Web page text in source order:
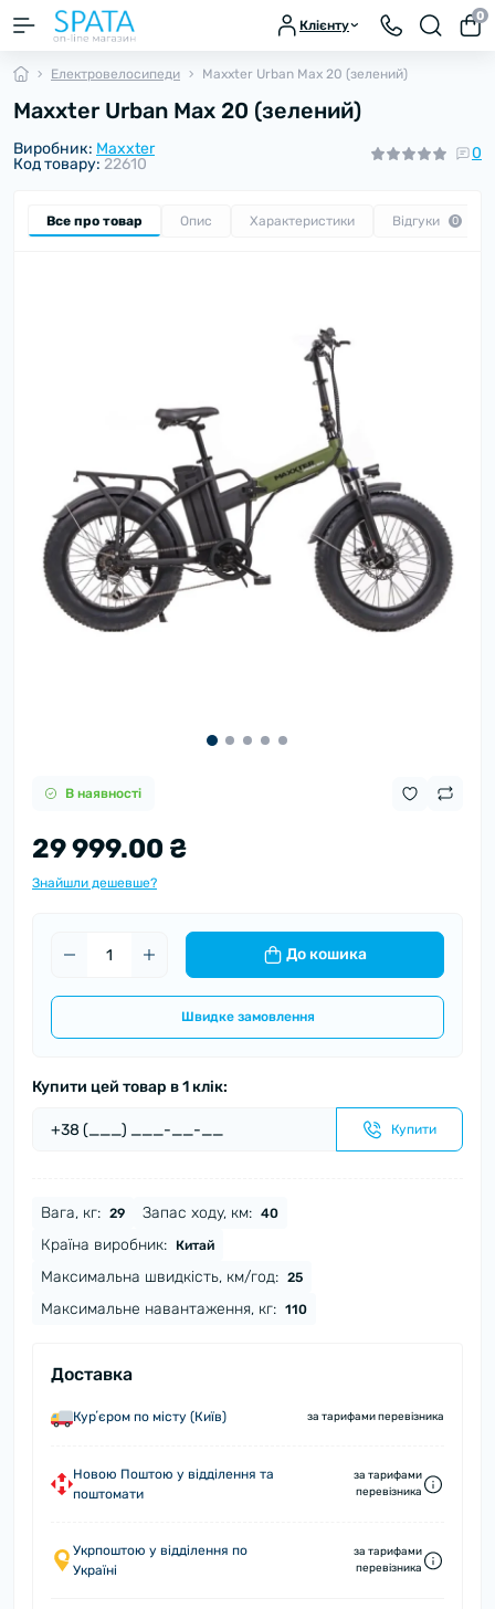
Клієнту
0
Електровелосипеди Maxxter Urban Max 20 (зелений)
Maxxter Urban Max 20 (зелений)
Виробник: Maxxter
Код товару: 22610
0
Все про товар Опис Характеристики Відгуки 0
В наявності
29 999.00 ₴
Знайшли дешевше?
До кошика
Швидке замовлення
Купити цей товар в 1 клік:
Купити
Вага, кг: 29 Запас ходу, км: 40
Країна виробник: Китай
Максимальна швидкість, км/год: 25
Максимальне навантаження, кг: 110
Доставка
Курʼєром по місту (Київ) за тарифами перевізника
Новою Поштою у відділення та
поштомати
за тарифами
перевізника
Укрпоштою у відділення по
Україні
за тарифами
перевізника